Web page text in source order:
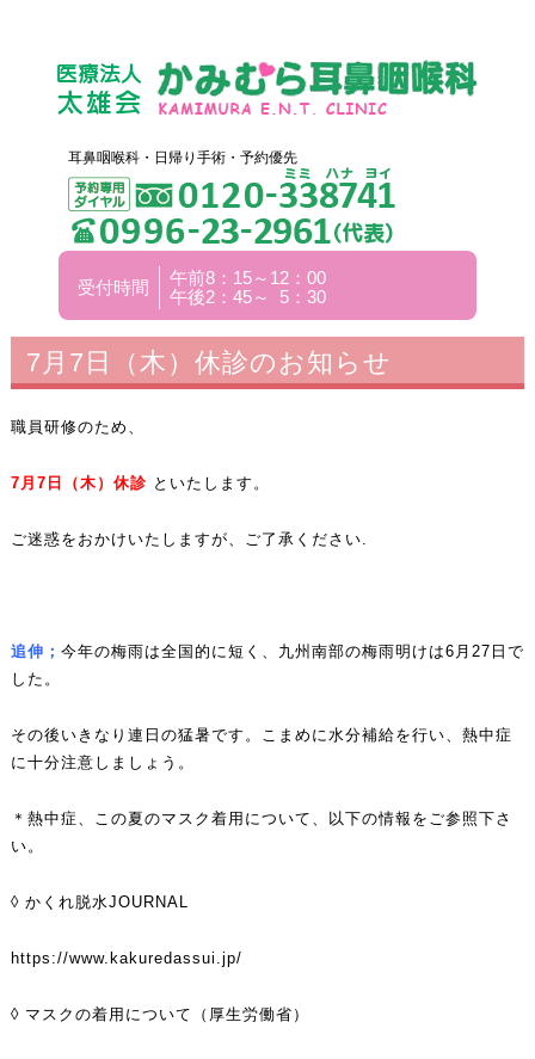
耳鼻咽喉科・日帰り手術・予約優先
受付時間
午前8：15～12：00
午後2：45～ 5：30
7月7日（木）休診のお知らせ
職員研修のため、
7月7 日（木）休診 といたします。
ご迷惑をおかけいたしますが、ご了承ください.
追伸； 今年の梅雨は全国的に短く、九州南部の梅雨明けは6月27日で
した。
その後いきなり連日の猛暑です。こまめに水分補給を行い、熱中症
に十分注意しましょう。
＊熱中症、この夏のマスク着用について、以下の情報をご参照下さ
い。
◊ かくれ脱水JOURNAL
https://www.kakuredassui.jp/
◊ マスクの着用について（厚生労働省）